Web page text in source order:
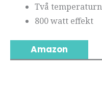
Två
800 watt effekt
Amazon